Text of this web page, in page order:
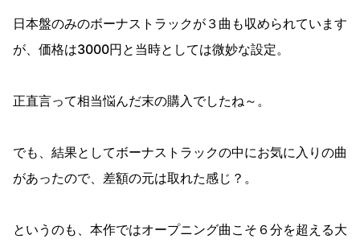
日本盤のみのボーナストラックが３曲も収められています
が、価格は3000円と当時としては微妙な設定。
正直言って相当悩んだ末の購入でしたね～。
でも、結果としてボーナストラックの中にお気に入りの曲
があったので、差額の元は取れた感じ？。
というのも、本作ではオープニング曲こそ６分を超える大